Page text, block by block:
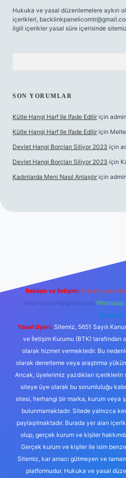
Hukuka ve yasal düzenlemelere aykırı
içerikleri,
ilgili içerikler yasal süre içerisinde
SON YORUMLAR
Kütle Hangi Harf Ile Ifade Edilir için admin
Kütle Hangi Harf Ile Ifade Edilir için
Devlet Hangi Borçları Siliyor 2023 için
Devlet Hangi Borçları Siliyor 2023 için
Kadınlarda Meni Nasıl Anlaşılır için admin
Reklam ve İletişim: E-mail:
forumhizmeti@gmail.com
@karabul
Yasal Uyarı: Sitemiz, 5651 Sayılı
ve İletişim Kurumu (BTK) tarafından
olarak hizmet vermektedir. Bu
olarak denetleme veya araştırma
Ancak, üyelerimiz yazdıkları içeriklerin
siteye üye olarak bu sorumluluğu
sitesi, herhangi bir marka, kurum veya
bulunmamaktadır. Sitede yalnızca
paylaşılmaktadır. Burada yer alan
olup, gerçek kurum ve kişiler
Gerçek kurum ve kişiler ile isim
Sitemiz, kar amacı gütmeyen ve
platformudur. Hukuka ve yasal